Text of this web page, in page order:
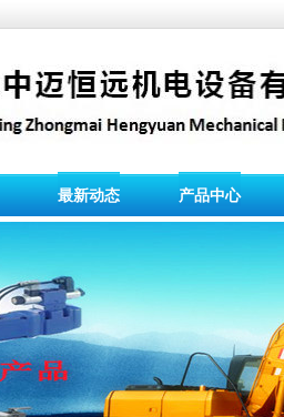
最新动态 产品中心